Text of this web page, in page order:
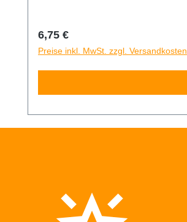
Regulärer Preis:
6,75 €
Preise inkl. MwSt. zzgl. Versandkosten